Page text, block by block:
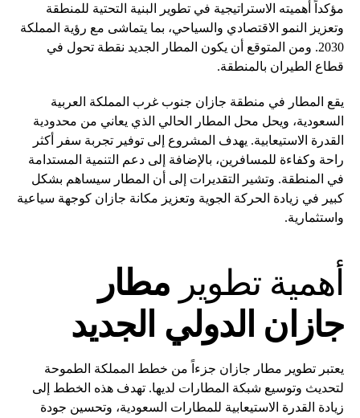
مؤكداً أهميته الاستراتيجية في تطوير البنية التحتية للمنطقة
وتعزيز النمو الاقتصادي والسياحي، بما يتماشى مع رؤية المملكة
2030. ومن المتوقع أن يكون المطار الجديد نقطة تحول في
قطاع الطيران بالمنطقة.
يقع المطار في منطقة جازان جنوب غرب المملكة العربية
السعودية، ويحل محل المطار الحالي الذي يعاني من محدودية
القدرة الاستيعابية. يهدف المشروع إلى توفير تجربة سفر أكثر
راحة وكفاءة للمسافرين، بالإضافة إلى دعم التنمية المستدامة
في المنطقة. وتشير التقديرات إلى أن المطار سيساهم بشكل
كبير في زيادة الحركة الجوية وتعزيز مكانة جازان كوجهة سياعية
واستثمارية.
أهمية تطوير مطار
جازان الدولي الجديد
يعتبر تطوير مطار جازان جزءاً من خطط المملكة الطموحة
لتحديث وتوسيع شبكة المطارات لديها. تهدف هذه الخطط إلى
زيادة القدرة الاستيعابية للمطارات السعودية، وتحسين جودة